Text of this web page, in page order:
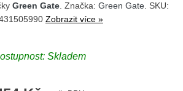
Green Gate . Značka: Green Gate . SKU:
Zobrazit více »
Skladem